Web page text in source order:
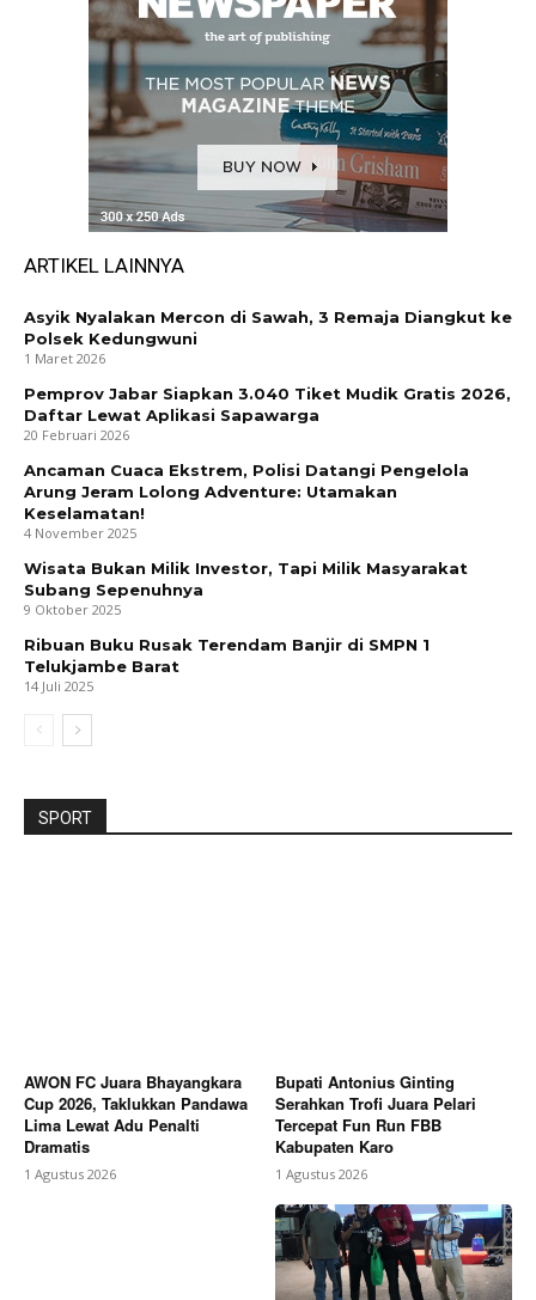
ARTIKEL LAINNYA
Asyik Nyalakan Mercon di Sawah, 3 Remaja Diangkut ke
Polsek Kedungwuni
1 Maret 2026
Pemprov Jabar Siapkan 3.040 Tiket Mudik Gratis 2026,
Daftar Lewat Aplikasi Sapawarga
20 Februari 2026
Ancaman Cuaca Ekstrem, Polisi Datangi Pengelola
Arung Jeram Lolong Adventure: Utamakan
Keselamatan!
4 November 2025
Wisata Bukan Milik Investor, Tapi Milik Masyarakat
Subang Sepenuhnya
9 Oktober 2025
Ribuan Buku Rusak Terendam Banjir di SMPN 1
Telukjambe Barat
14 Juli 2025
SPORT
AWON FC Juara Bhayangkara
Cup 2026, Taklukkan Pandawa
Lima Lewat Adu Penalti
Dramatis
1 Agustus 2026
Bupati Antonius Ginting
Serahkan Trofi Juara Pelari
Tercepat Fun Run FBB
Kabupaten Karo
1 Agustus 2026